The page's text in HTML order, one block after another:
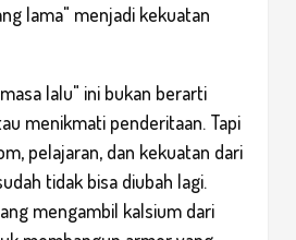
lama" menjadi kekuatan
lalu" ini bukan berarti
menikmati penderitaan. Tapi
pelajaran, dan kekuatan dari
tidak bisa diubah lagi.
mengambil kalsium dari